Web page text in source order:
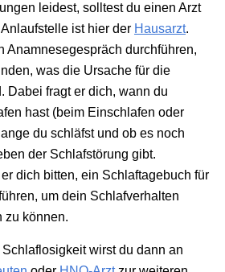
leidest, solltest du einen Arzt
ist hier der Hausarzt.
Anamnesegespräch durchführen,
was die Ursache für die
Dabei fragt er dich, wann du
hast (beim Einschlafen oder
du schläfst und ob es noch
der Schlafstörung gibt.
dich bitten, ein Schlaftagebuch für
um dein Schlafverhalten
zu können.
wirst du dann an